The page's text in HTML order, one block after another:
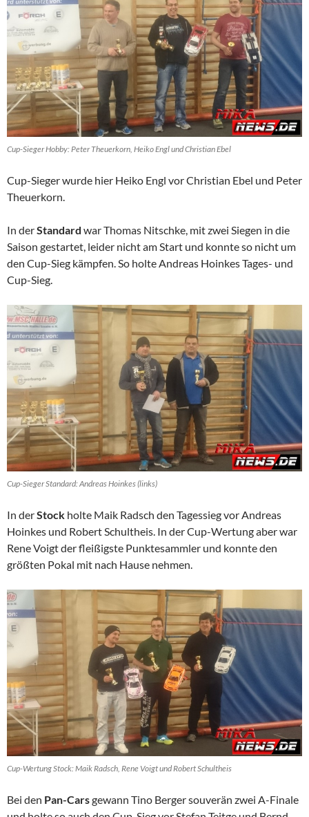
Cup-Sieger Hobby: Peter Theuerkorn, Heiko Engl und Christian Ebel
Cup-Sieger wurde hier Heiko Engl vor Christian Ebel und Peter
Theuerkorn.
In derStandard war Thomas Nitschke, mit zwei Siegen in die
Saison gestartet, leider nicht am Start und konnte so nicht um
den Cup-Sieg kämpfen. So holte Andreas Hoinkes Tages- und
Cup-Sieg.
Cup-Sieger Standard: Andreas Hoinkes (links)
In derStock holte Maik Radsch den Tagessieg vor Andreas
Hoinkes und Robert Schultheis. In der Cup-Wertung aber war
Rene Voigt der fleißigste Punktesammler und konnte den
größten Pokal mit nach Hause nehmen.
Cup-Wertung Stock: Maik Radsch, Rene Voigt und Robert Schultheis
Bei den Pan-Carsgewann Tino Berger souverän zwei A-Finale